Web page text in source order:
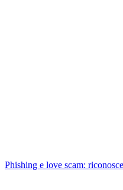
Phishing e love scam: